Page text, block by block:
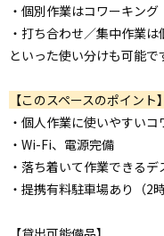
・個別作業はコワーキング
・打ち合わせ／集中作業は
といった使い分けも可能で
【このスペースのポイント】
・個人作業に使いやすいコ
・Wi-Fi、電源完備
・落ち着いて作業できるデ
・提携有料駐車場あり（2